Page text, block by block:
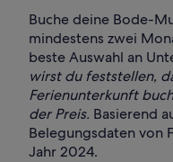
Buche deine Bode-
mindestens zwei
beste Auswahl an
wirst du feststellen,
Ferienunterkunft
der Preis. Basierend
Belegungsdaten von
Jahr 2024.